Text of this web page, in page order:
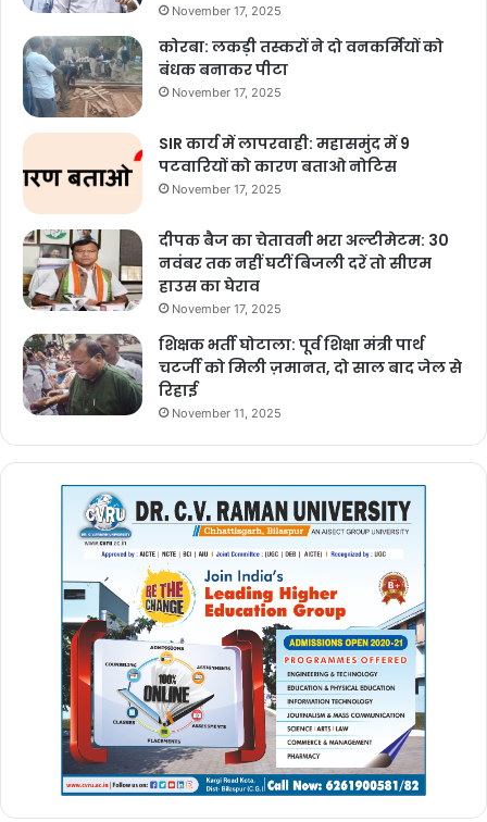
November 17, 2025
कोरबा: लकड़ी तस्करों ने दो वनकर्मियों को
बंधक बनाकर पीटा
November 17, 2025
SIR कार्य में लापरवाही: महासमुंद में 9
पटवारियों को कारण बताओ नोटिस
November 17, 2025
दीपक बैज का चेतावनी भरा अल्टीमेटम: 30
नवंबर तक नहीं घटीं बिजली दरें तो सीएम
हाउस का घेराव
November 17, 2025
शिक्षक भर्ती घोटाला: पूर्व शिक्षा मंत्री पार्थ
चटर्जी को मिली ज़मानत, दो साल बाद जेल से
रिहाई
November 11, 2025